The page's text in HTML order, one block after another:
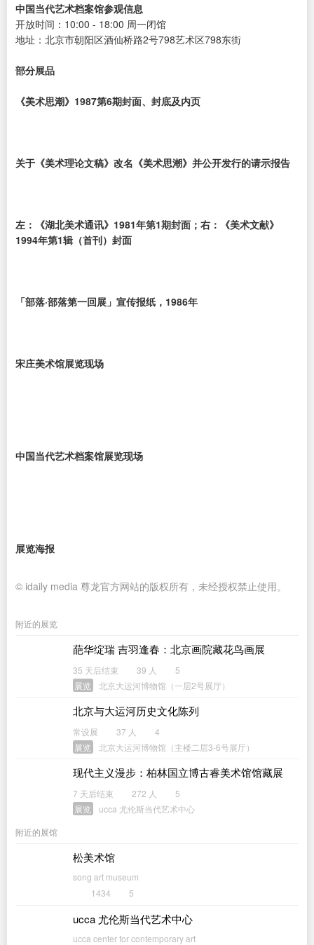
中国当代艺术档案馆参观信息
开放时间：10:00 - 18:00 周一闭馆
地址：北京市朝阳区酒仙桥路2号798艺术区798东街
部分展品
《美术思潮》1987第6期封面、封底及内页
关于《美术理论文稿》改名《美术思潮》并公开发行的请示报告
左：《湖北美术通讯》1981年第1期封面；右：《美术文献》
1994年第1辑（首刊）封面
「部落·部落第一回展」宣传报纸，1986年
宋庄美术馆展览现场
中国当代艺术档案馆展览现场
展览海报
© idaily media 尊龙官方网站的版权所有，未经授权禁止使用。
附近的展览
葩华绽瑞 吉羽逢春：北京画院藏花鸟画展
35 天后结束 39 人
5
展览
北京大运河博物馆（一层2号展厅）
北京与大运河历史文化陈列
常设展 37 人
4
展览
北京大运河博物馆（主楼二层3-6号展厅）
现代主义漫步：柏林国立博古睿美术馆馆藏展
7 天后结束 272 人
5
展览
ucca 尤伦斯当代艺术中心
附近的展馆
松美术馆
song art museum
1434
5
ucca 尤伦斯当代艺术中心
ucca center for contemporary art